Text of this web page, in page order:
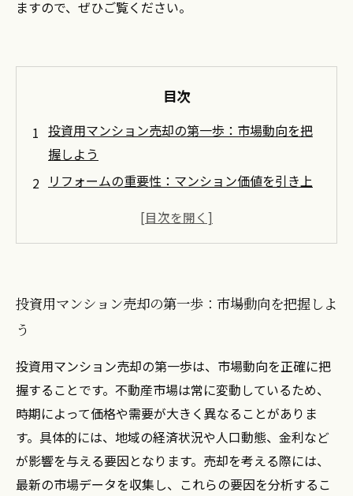
ますので、ぜひご覧ください。
目次
投資用マンション売却の第一歩：市場動向を把
握しよう
リフォームの重要性：マンション価値を引き上
適切な価格設定のコツ：利益を最大化するため
る
不動産市場の変化に対応：売却戦略の見直し
成功事例から学ぶ：投資用マンション売却の成
功に必要なこと
投資用マンション売却の第一歩：市場動向を把握しよ
う
投資用マンション売却の第一歩は、市場動向を正確に把
握することです。不動産市場は常に変動しているため、
時期によって価格や需要が大きく異なることがありま
す。具体的には、地域の経済状況や人口動態、金利など
が影響を与える要因となります。売却を考える際には、
最新の市場データを収集し、これらの要因を分析するこ